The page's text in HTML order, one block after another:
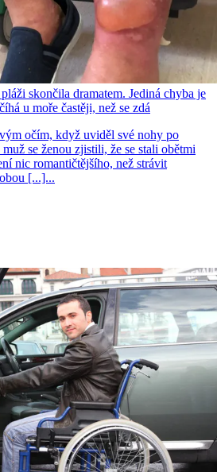
skončila dramatem. Jediná chyba je
u moře častěji, než se zdá
očím, když uviděl své nohy po
se ženou zjistili, že se stali obětmi
nic romantičtějšího, než strávit
[...]...